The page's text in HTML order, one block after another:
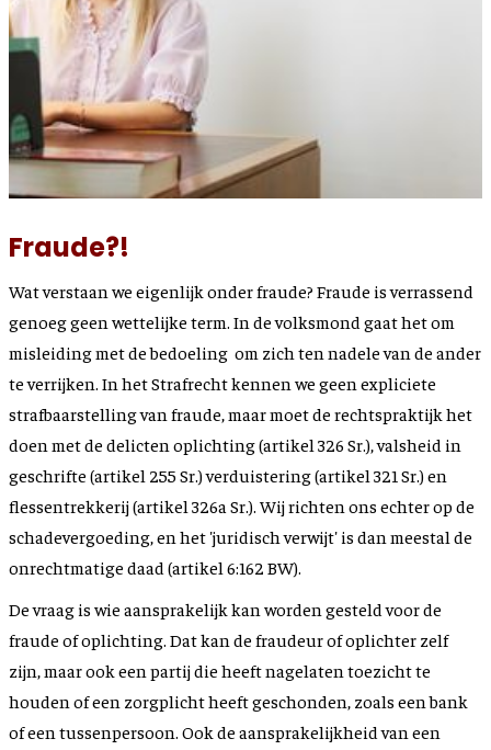
Fraude?!
Wat verstaan we eigenlijk onder fraude? Fraude is verrassend
genoeg geen wettelijke term. In de volksmond gaat het om
misleiding met de bedoeling om zich ten nadele van de ander
te verrijken. In het Strafrecht kennen we geen expliciete
strafbaarstelling van fraude, maar moet de rechtspraktijk het
doen met de delicten oplichting (artikel 326 Sr.), valsheid in
geschrifte (artikel 255 Sr.) verduistering (artikel 321 Sr.) en
flessentrekkerij (artikel 326a Sr.). Wij richten ons echter op de
schadevergoeding, en het 'juridisch verwijt' is dan meestal de
onrechtmatige daad (artikel 6:162 BW).
De vraag is wie aansprakelijk kan worden gesteld voor de
fraude of oplichting. Dat kan de fraudeur of oplichter zelf
zijn, maar ook een partij die heeft nagelaten toezicht te
houden of een zorgplicht heeft geschonden, zoals een bank
of een tussenpersoon. Ook de aansprakelijkheid van een